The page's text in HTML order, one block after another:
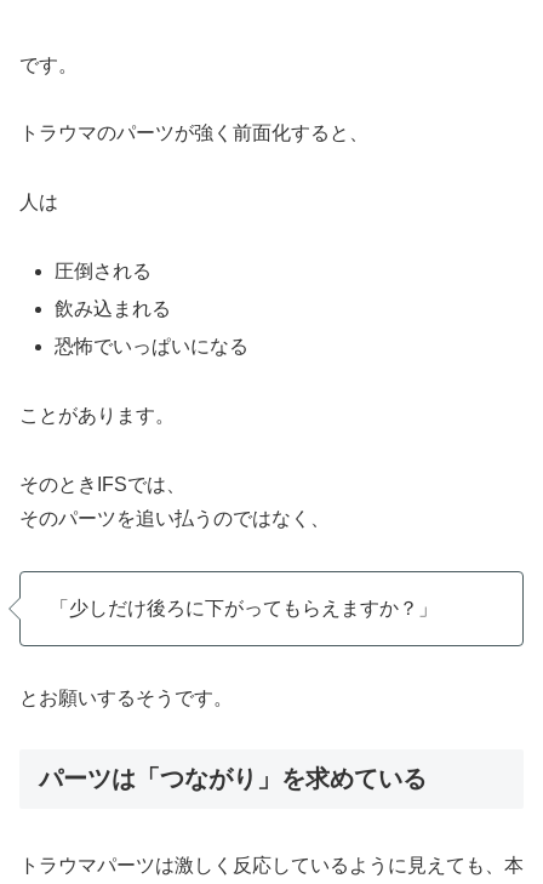
です。
トラウマのパーツが強く前面化すると、
人は
圧倒される
飲み込まれる
恐怖でいっぱいになる
ことがあります。
そのときIFSでは、
そのパーツを追い払うのではなく、
「少しだけ後ろに下がってもらえますか？」
とお願いするそうです。
パーツは「つながり」を求めている
トラウマパーツは激しく反応しているように見えても、本